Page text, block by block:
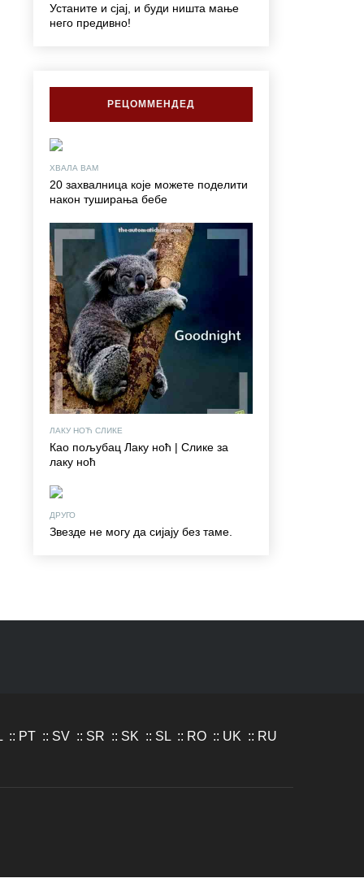
Устаните и сјај, и буди ништа мање
него предивно!
РЕЦОММЕНДЕД
ХВАЛА ВАМ
20 захвалница које можете поделити
након туширања бебе
ЛАКУ НОЋ СЛИКЕ
Као пољубац Лаку ноћ | Слике за
лаку ноћ
ДРУГО
Звезде не могу да сијају без таме.
:: PT :: SV :: SR :: SK :: SL :: RO :: UK :: RU